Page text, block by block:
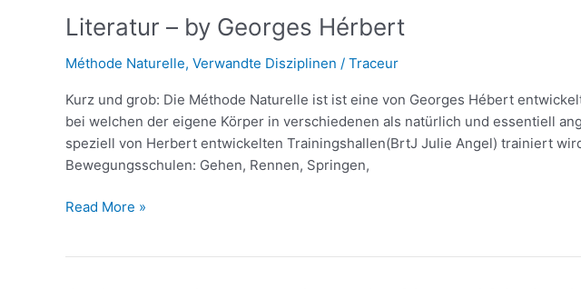
Literatur – by Georges Hérbert
Méthode Naturelle, Verwandte Disziplinen / Traceur
Kurz und grob: Die Méthode Naturelle ist ist eine von Georges Hébert
bei welchen der eigene Körper in verschiedenen als natürlich und essentiell
speziell von Herbert entwickelten Trainingshallen(BrtJ Julie Angel) trainiert
Bewegungsschulen: Gehen, Rennen, Springen,
Literatur
by
Hérbert
Read More »